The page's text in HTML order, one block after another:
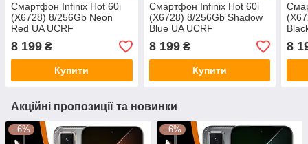
Смартфон Infinix Hot 60i
(X6728) 8/256Gb Neon
Red UA UCRF
8 199 ₴
Купити
Смартфон Infinix Hot 60i
(X6728) 8/256Gb Shadow
Blue UA UCRF
8 199₴
Купити
8
Акційні пропозиції та новинки
–6% –6%